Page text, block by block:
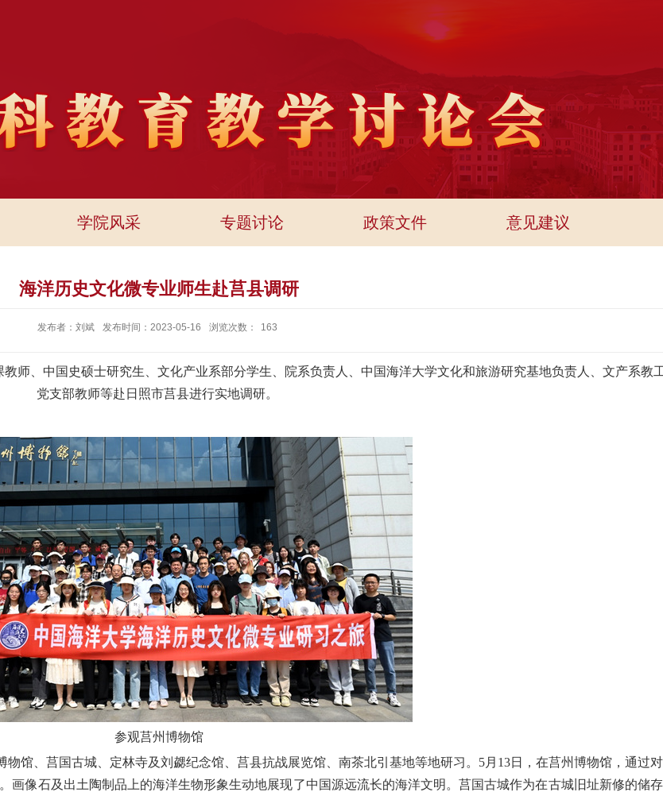
学院风采 专题讨论 政策文件 意见建议
海洋历史文化微专业师生赴莒县调研
发布者：刘斌 发布时间：2023-05-16 浏览次数： 163
师、中国史硕士研究生、文化产业系部分学生、院系负责人、中国海洋大学文化和旅游研究基地负责人、文产系教
党支部教师等赴日照市莒县进行实地调研。
参观莒州博物馆
物馆、莒国古城、定林寺及刘勰纪念馆、莒县抗战展览馆、南茶北引基地等地研习。 5月 13日，在莒州博物馆，通过
画像石及出土陶制品上的海洋生物形象生动地展现了中国源远流长的海洋文明。莒国古城作为在古城旧址新修的储